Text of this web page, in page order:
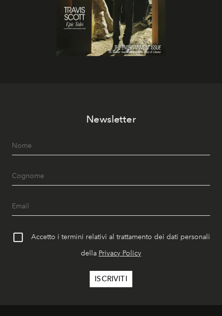
Newsletter
Accetto i termini relativi al trattamento dei dati personali
della Privacy Policy